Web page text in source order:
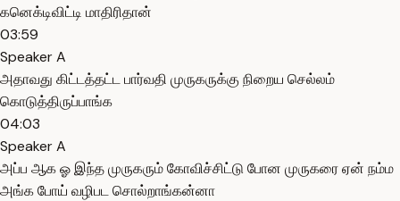
கனெக்டிவிட்டி மாதிரிதான்
03:59
Speaker A
அதாவது கிட்டத்தட்ட பார்வதி முருகருக்கு நிறைய செல்லம்
கொடுத்திருப்பாங்க
04:03
Speaker A
அப்ப ஆக ஓ இந்த முருகரும் கோவிச்சிட்டு போன முருகரை ஏன் நம்ம
அங்க போய் வழிபட சொல்றாங்கன்னா